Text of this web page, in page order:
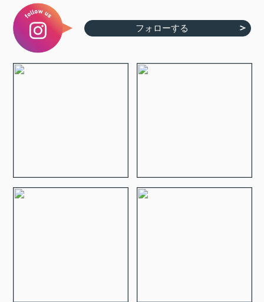
フォローする